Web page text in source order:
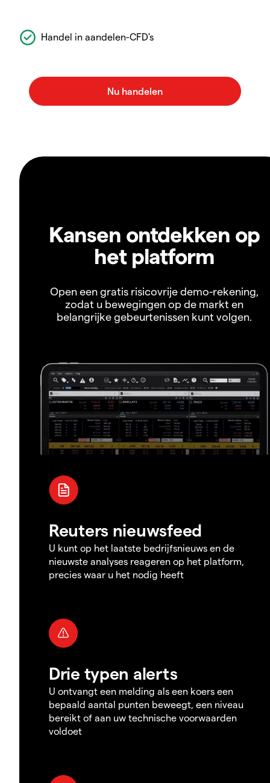
Handel in aandelen-CFD's
Kansen ontdekken op
het platform
Open een gratis risicovrije demo-rekening,
zodat u bewegingen op de markt en
belangrijke gebeurtenissen kunt volgen.
Reuters nieuwsfeed
U kunt op het laatste bedrijfsnieuws en de
nieuwste analyses reageren op het platform,
precies waar u het nodig heeft
Drie typen alerts
U ontvangt een melding als een koers een
bepaald aantal punten beweegt, een niveau
bereikt of aan uw technische voorwaarden
voldoet